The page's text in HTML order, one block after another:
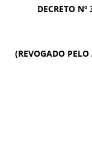
DECRETO
(REVOGADO